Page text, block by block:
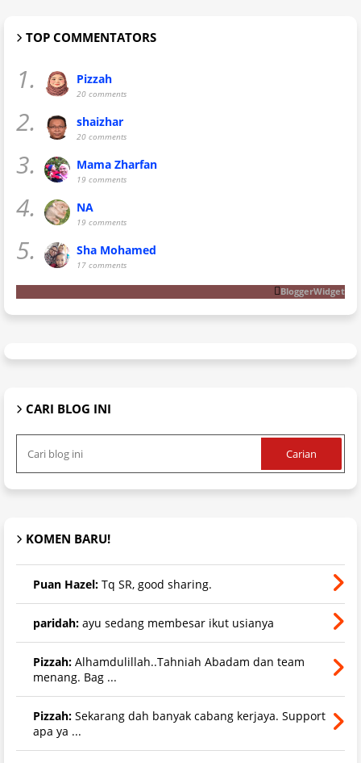
TOP COMMENTATORS
1. Pizzah
20 comments
2. shaizhar
20 comments
3. Mama Zharfan
19 comments
4. NA
19 comments
5. Sha Mohamed
17 comments
BloggerWidget
CARI BLOG INI
KOMEN BARU!
Puan Hazel: Tq SR, good sharing.
paridah: ayu sedang membesar ikut usianya
Pizzah: Alhamdulillah..Tahniah Abadam dan team
menang. Bag ...
Pizzah: Sekarang dah banyak cabang kerjaya. Support
apa ya ...